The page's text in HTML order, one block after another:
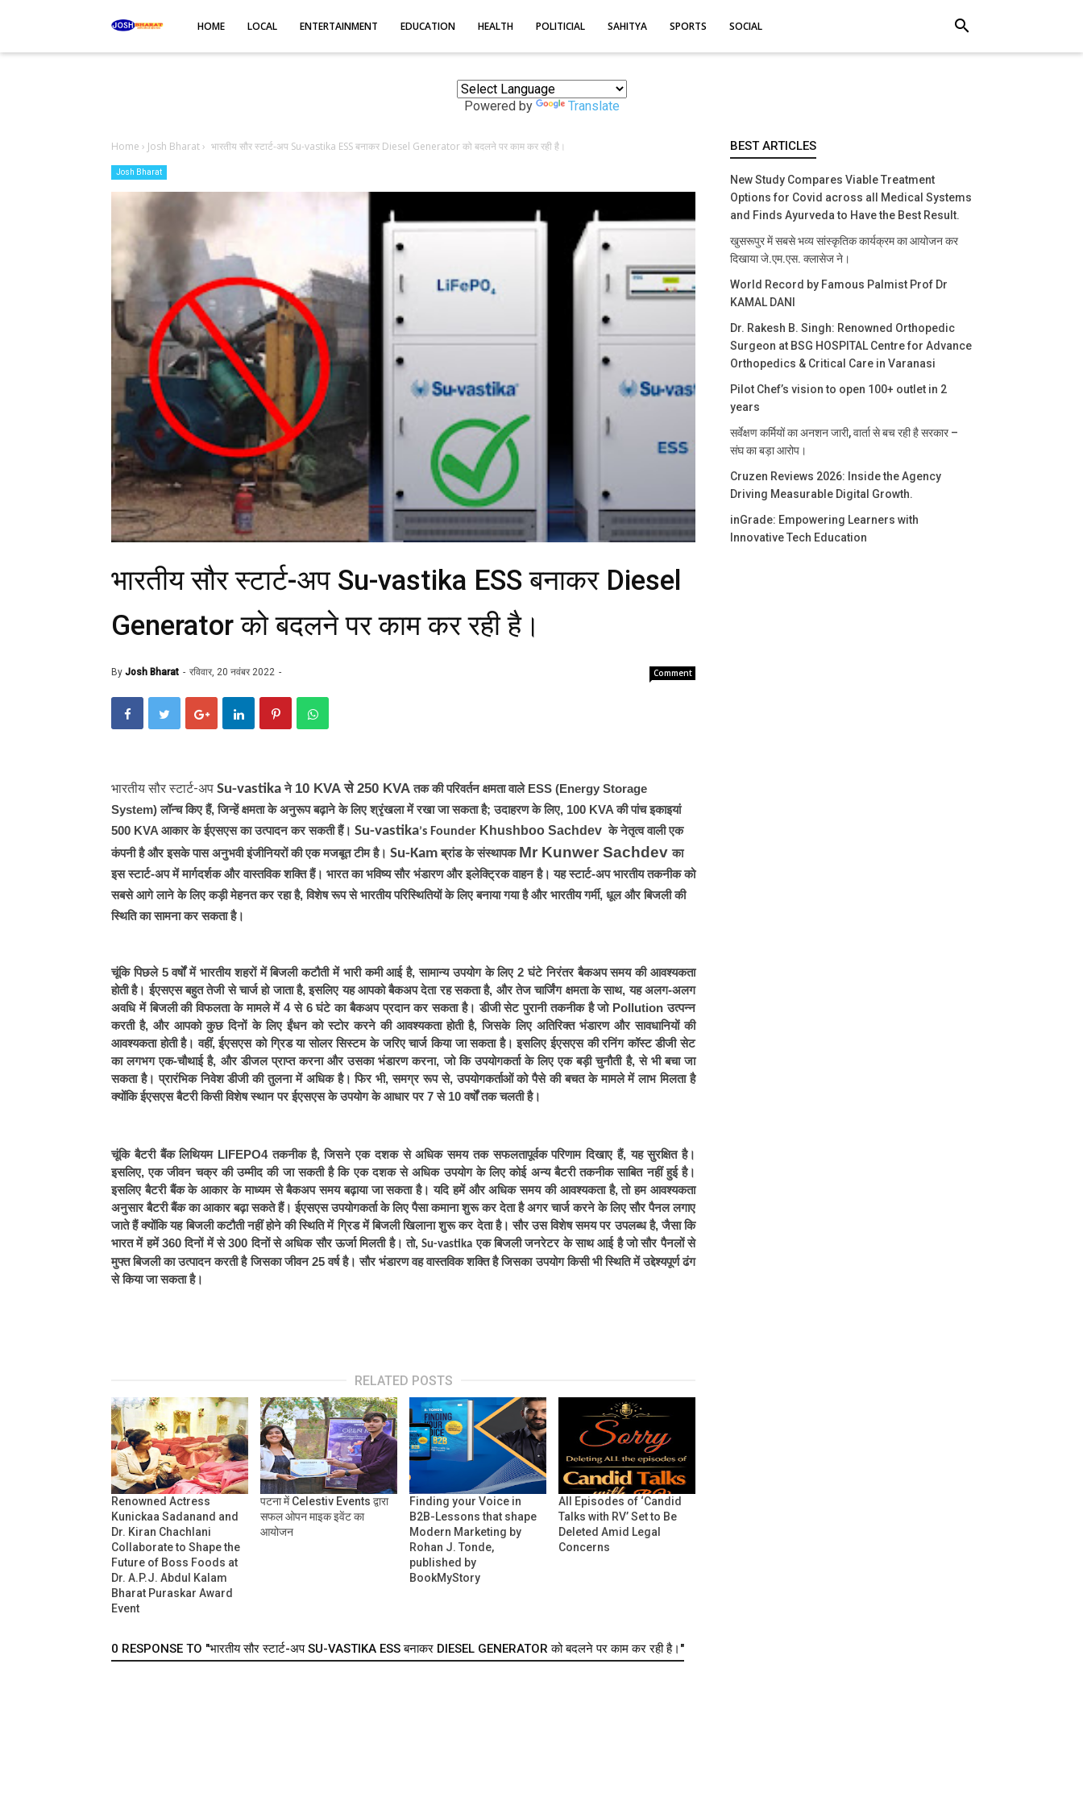
HOME LOCAL ENTERTAINMENT EDUCATION HEALTH POLITICIAL SAHITYA SPORTS SOCIAL search
Powered by Translate
Home › Josh Bharat› भारतीय सौर स्टार्ट-अप Su-vastika ESS बनाकर Diesel Generator को बदलने पर काम कर रही है।
Josh Bharat
भारतीय सौर स्टार्ट-अप Su-vastika ESS बनाकर Diesel
Generator को बदलने पर काम कर रही है।
By Josh Bharat रविवार, 20 नवंबर 2022 Comment
भारतीय सौर स्टार्ट-अप Su-vastika ने 10 KVA से 250 KVA तक की परिवर्तन क्षमता वाले ESS (Energy Storage
System) लॉन्च किए हैं, जिन्हें क्षमता के अनुरूप बढ़ाने के लिए श्रृंखला में रखा जा सकता है; उदाहरण के लिए, 100 KVA की पांच इकाइयां
500 KVA आकार के ईएसएस का उत्पादन कर सकती हैं। Su-vastika’s Founder Khushboo Sachdev के नेतृत्व वाली एक
कंपनी है और इसके पास अनुभवी इंजीनियरों की एक मजबूत टीम है। Su-Kam ब्रांड के संस्थापक Mr Kunwer Sachdev का
इस स्टार्ट-अप में मार्गदर्शक और वास्तविक शक्ति हैं। भारत का भविष्य सौर भंडारण और इलेक्ट्रिक वाहन है। यह स्टार्ट-अप भारतीय तकनीक को
सबसे आगे लाने के लिए कड़ी मेहनत कर रहा है, विशेष रूप से भारतीय परिस्थितियों के लिए बनाया गया है और भारतीय गर्मी, धूल और बिजली की
स्थिति का सामना कर सकता है।
चूंकि पिछले 5 वर्षों में भारतीय शहरों में बिजली कटौती में भारी कमी आई है, सामान्य उपयोग के लिए 2 घंटे निरंतर बैकअप समय की आवश्यकता
होती है। ईएसएस बहुत तेजी से चार्ज हो जाता है, इसलिए यह आपको बैकअप देता रह सकता है, और तेज चार्जिंग क्षमता के साथ, यह अलग-अलग
अवधि में बिजली की विफलता के मामले में 4 से 6 घंटे का बैकअप प्रदान कर सकता है। डीजी सेट पुरानी तकनीक है जो Pollution उत्पन्न
करती है, और आपको कुछ दिनों के लिए ईंधन को स्टोर करने की आवश्यकता होती है, जिसके लिए अतिरिक्त भंडारण और सावधानियों की
आवश्यकता होती है। वहीं, ईएसएस को ग्रिड या सोलर सिस्टम के जरिए चार्ज किया जा सकता है। इसलिए ईएसएस की रनिंग कॉस्ट डीजी सेट
का लगभग एक-चौथाई है, और डीजल प्राप्त करना और उसका भंडारण करना, जो कि उपयोगकर्ता के लिए एक बड़ी चुनौती है, से भी बचा जा
सकता है। प्रारंभिक निवेश डीजी की तुलना में अधिक है। फिर भी, समग्र रूप से, उपयोगकर्ताओं को पैसे की बचत के मामले में लाभ मिलता है
क्योंकि ईएसएस बैटरी किसी विशेष स्थान पर ईएसएस के उपयोग के आधार पर 7 से 10 वर्षों तक चलती है।
चूंकि बैटरी बैंक लिथियम LIFEPO4 तकनीक है, जिसने एक दशक से अधिक समय तक सफलतापूर्वक परिणाम दिखाए हैं, यह सुरक्षित है।
इसलिए, एक जीवन चक्र की उम्मीद की जा सकती है कि एक दशक से अधिक उपयोग के लिए कोई अन्य बैटरी तकनीक साबित नहीं हुई है।
इसलिए बैटरी बैंक के आकार के माध्यम से बैकअप समय बढ़ाया जा सकता है। यदि हमें और अधिक समय की आवश्यकता है, तो हम आवश्यकता
अनुसार बैटरी बैंक का आकार बढ़ा सकते हैं। ईएसएस उपयोगकर्ता के लिए पैसा कमाना शुरू कर देता है अगर चार्ज करने के लिए सौर पैनल लगाए
जाते हैं क्योंकि यह बिजली कटौती नहीं होने की स्थिति में ग्रिड में बिजली खिलाना शुरू कर देता है। सौर उस विशेष समय पर उपलब्ध है, जैसा कि
भारत में हमें 360 दिनों में से 300 दिनों से अधिक सौर ऊर्जा मिलती है। तो, Su-vastika एक बिजली जनरेटर के साथ आई है जो सौर पैनलों से
मुफ्त बिजली का उत्पादन करती है जिसका जीवन 25 वर्ष है। सौर भंडारण वह वास्तविक शक्ति है जिसका उपयोग किसी भी स्थिति में उद्देश्यपूर्ण ढंग
से किया जा सकता है।
RELATED POSTS
Renowned Actress
Kunickaa Sadanand and
Dr. Kiran Chachlani
Collaborate to Shape the
Future of Boss Foods at
Dr. A.P.J. Abdul Kalam
Bharat Puraskar Award
Event
पटना में Celestiv Events द्वारा
सफल ओपन माइक इवेंट का
आयोजन
Finding your Voice in
B2B-Lessons that shape
Modern Marketing by
Rohan J. Tonde,
published by
BookMyStory
All Episodes of ‘Candid
Talks with RV’ Set to Be
Deleted Amid Legal
Concerns
0 RESPONSE TO "भारतीय सौर स्टार्ट-अप SU-VASTIKA ESS बनाकर DIESEL GENERATOR को बदलने पर काम कर रही है।"
BEST ARTICLES
New Study Compares Viable Treatment
Options for Covid across all Medical Systems
and Finds Ayurveda to Have the Best Result.
खुसरूपुर में सबसे भव्य सांस्कृतिक कार्यक्रम का आयोजन कर
दिखाया जे.एम.एस. क्लासेज ने।
World Record by Famous Palmist Prof Dr
KAMAL DANI
Dr. Rakesh B. Singh: Renowned Orthopedic
Surgeon at BSG HOSPITAL Centre for Advance
Orthopedics & Critical Care in Varanasi
Pilot Chef’s vision to open 100+ outlet in 2
years
सर्वेक्षण कर्मियों का अनशन जारी, वार्ता से बच रही है सरकार –
संघ का बड़ा आरोप।
Cruzen Reviews 2026: Inside the Agency
Driving Measurable Digital Growth.
inGrade: Empowering Learners with
Innovative Tech Education